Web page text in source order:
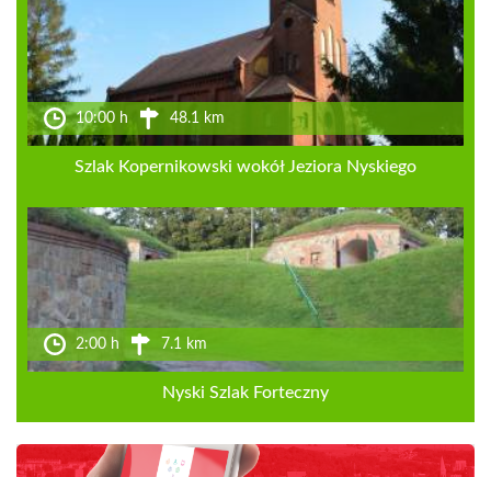
10:00 h 48.1 km
Szlak Kopernikowski wokół Jeziora Nyskiego
2:00 h 7.1 km
Nyski Szlak Forteczny